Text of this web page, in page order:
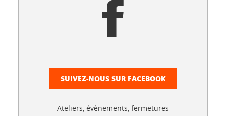
SUIVEZ-NOUS SUR FACEBOOK
Ateliers, évènements, fermetures